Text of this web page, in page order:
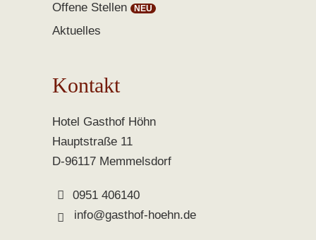
Offene Stellen
Aktuelles
Kontakt
Hotel Gasthof Höhn
Hauptstraße 11
D-96117 Memmelsdorf
0951 406140
info@gasthof-hoehn.de